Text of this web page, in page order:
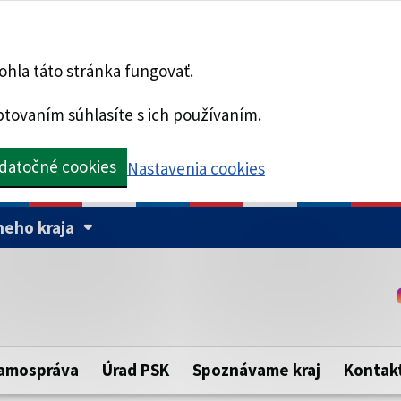
táto stránka fungovať.
súhlasíte s ich používaním.
cookies Nastavenia cookies
kraja
zabezpečenú webovú
https:// pred názvom
Úrad PSK Spoznávame kraj